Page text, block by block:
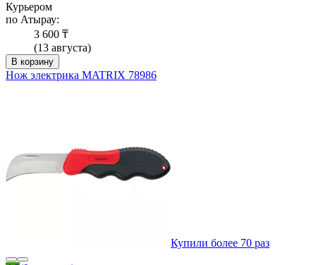
Курьером
по Атырау:
3 600 ₸
(13 августа)
В корзину
Нож электрика MATRIX 78986
Купили более 70 раз